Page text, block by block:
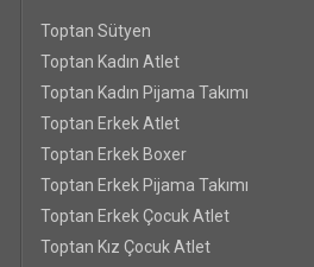
Toptan Sütyen
Toptan Kadın Atlet
Toptan Kadın Pijama Takımı
Toptan Erkek Atlet
Toptan Erkek Boxer
Toptan Erkek Pijama Takımı
Toptan Erkek Çocuk Atlet
Toptan Kız Çocuk Atlet